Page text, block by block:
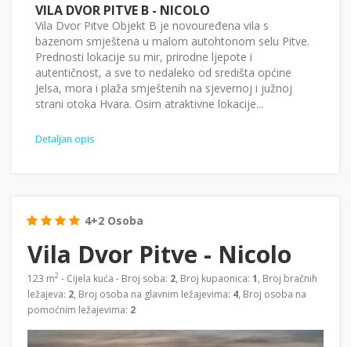
VILA DVOR PITVE B - NICOLO
Vila Dvor Pitve Objekt B je novouređena vila s
bazenom smještena u malom autohtonom selu Pitve.
Prednosti lokacije su mir, prirodne ljepote i
autentičnost, a sve to nedaleko od središta općine
Jelsa, mora i plaža smještenih na sjevernoj i južnoj
strani otoka Hvara. Osim atraktivne lokacije...
Detaljan opis
4+2 Osoba
Vila Dvor Pitve - Nicolo
123 m2 - Cijela kuća - Broj soba: 2, Broj kupaonica: 1, Broj bračnih
ležajeva: 2, Broj osoba na glavnim ležajevima: 4, Broj osoba na
pomoćnim ležajevima: 2